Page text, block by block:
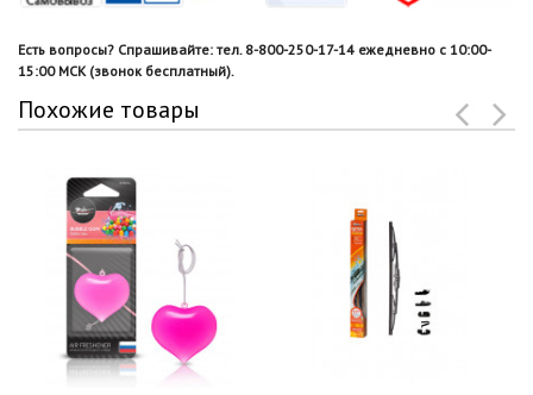
Есть вопросы? Спрашивайте: тел. 8-800-250-17-14 ежедневно с 10:00-
15:00 МСК (звонок бесплатный).
Похожие товары